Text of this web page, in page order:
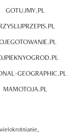
GOTUJMY.PL
GEOGRAPHIC.PL
MAMOTOJA.PL